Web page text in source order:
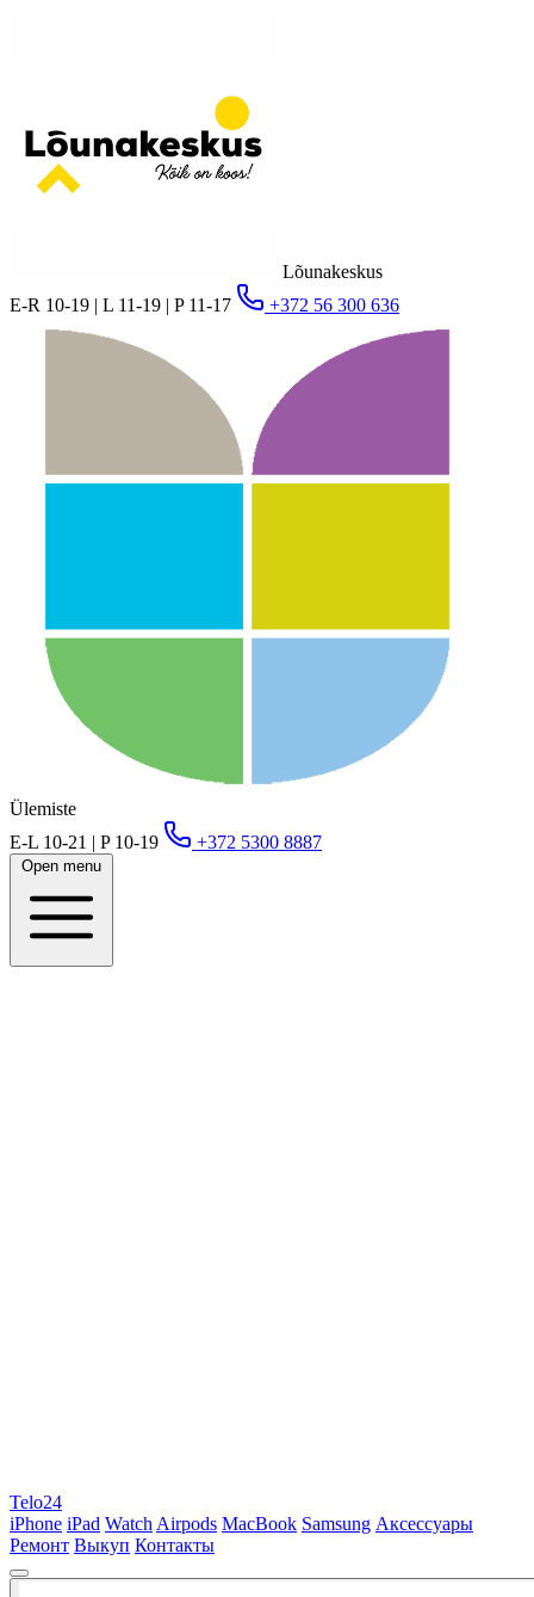
Lõunakeskus
E-R 10-19 | L 11-19 | P 11-17
+372 56 300 636
Ülemiste
E-L 10-21 | P 10-19
+372 5300 8887
Open menu
Telo24
iPhone iPad Watch Airpods MacBook Samsung Аксессуары
Ремонт Выкуп Контакты